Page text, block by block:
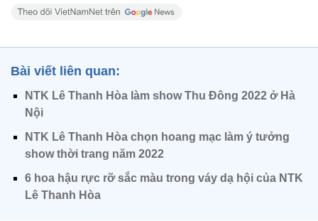
Bài viết liên quan:
NTK Lê Thanh Hòa làm show Thu Đông 2022 ở Hà
Nội
NTK Lê Thanh Hòa chọn hoang mạc làm ý tưởng
show thời trang năm 2022
6 hoa hậu rực rỡ sắc màu trong váy dạ hội của NTK
Lê Thanh Hòa